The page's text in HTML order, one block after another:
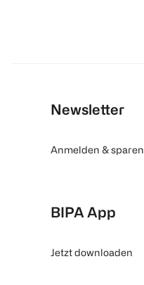
Newsletter
Anmelden & sparen
BIPA App
Jetzt downloaden